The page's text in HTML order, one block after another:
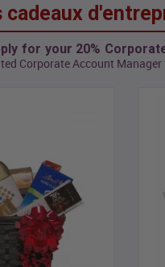
cadeaux
for your 20%
Corporate Account